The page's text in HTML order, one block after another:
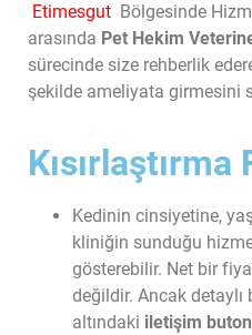
Etimesgut Bölgesinde
arasında Pet Hekim
sürecinde size rehberlik
şekilde ameliyata girmesini
Kısırlaştırma
Kedinin cinsiyetine,
kliniğin sunduğu
gösterebilir. Net bir
değildir. Ancak
altındaki iletişim